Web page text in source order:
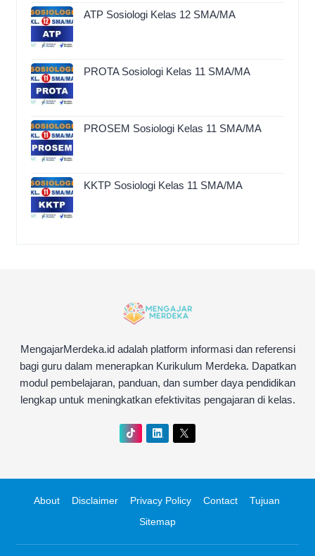
ATP Sosiologi Kelas 12 SMA/MA
PROTA Sosiologi Kelas 11 SMA/MA
PROSEM Sosiologi Kelas 11 SMA/MA
KKTP Sosiologi Kelas 11 SMA/MA
MengajarMerdeka.id adalah platform informasi dan referensi
bagi guru dalam menerapkan Kurikulum Merdeka. Dapatkan
modul pembelajaran, panduan, dan sumber daya pendidikan
lengkap untuk meningkatkan efektivitas pengajaran di kelas.
About Disclaimer Privacy Policy Contact
Tujuan
Sitemap